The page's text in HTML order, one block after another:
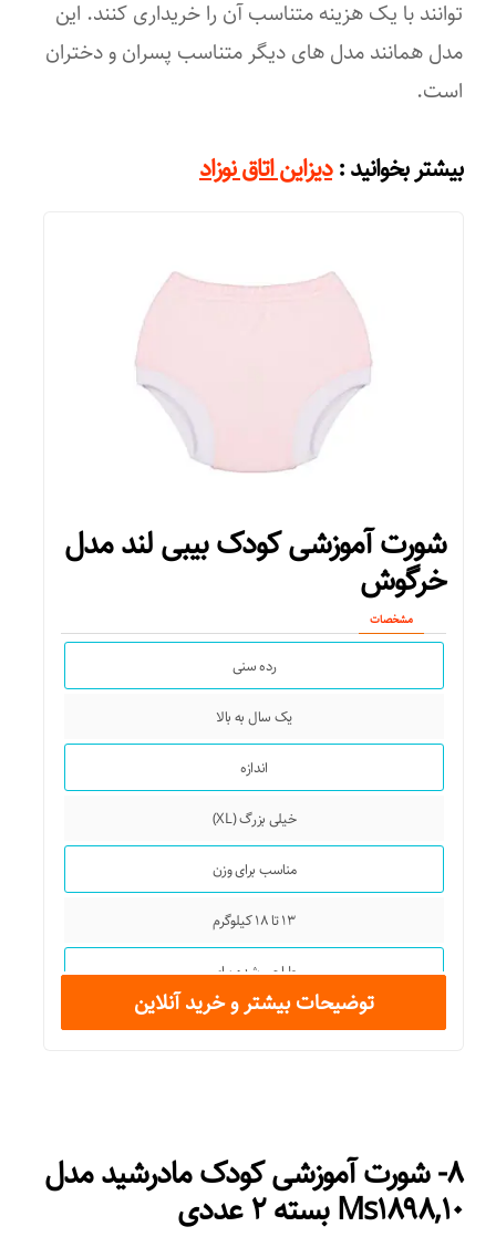
توانند با یک هزینه متناسب آن را خریداری کنند. این
مدل همانند مدل های دیگر متناسب پسران و دختران
است.
بیشتر بخوانید: دیزاین اتاق نوزاد
شورت آموزشی کودک بیبی لند مدل
خرگوش
مشخصات
رده سنی
یک سال به بالا
اندازه
خیلی بزرگ (XL)
مناسب برای وزن
۱۳ تا ۱۸ کیلوگرم
طراحی شده برای
تعداد کالا در بسته
توضیحات بیشتر و خرید آنلاین
۸- شورت آموزشی کودک مادرشید مدل
Ms۱۸۹۸,۱۰ بسته ۲ عددی